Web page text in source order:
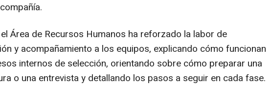
Área de Recursos Humanos ha reforzado la labor de
y acompañamiento a los equipos, explicando cómo funcionan
internos de selección, orientando sobre cómo preparar una
o una entrevista y detallando los pasos a seguir en cada fase.